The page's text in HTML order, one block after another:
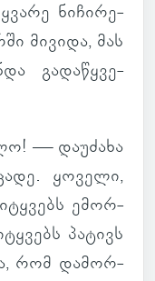
ნი­ჩი­რე­
მი­ვიდა, მას
გა­და­წყვე­
— და­უ­ძახა
ყო­ველი,
ემორ­
პა­ტივს
რომ და­მორ­